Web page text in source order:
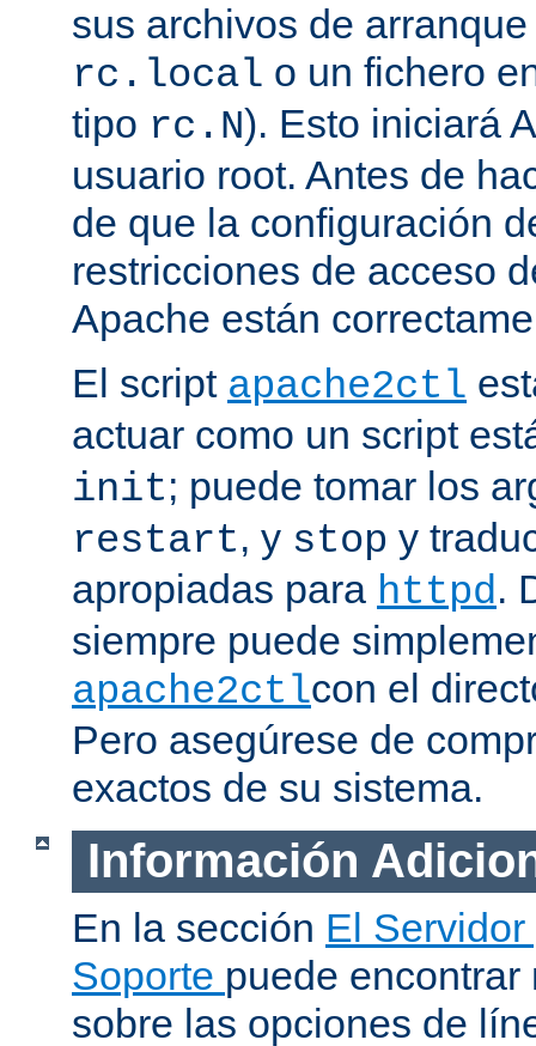
sus archivos de
rc.local o un fichero
tipo rc.N). Esto iniciará
usuario root. Antes de
de que la configuración
restricciones de acceso
Apache están
El script apache2ctl
actuar como un script
init; puede tomar los
restart, y stop y
apropiadas para httpd.
siempre puede
apache2ctlcon el
Pero asegúrese de
exactos de su sistema.
Información
En la sección El
Soporte puede
sobre las opciones de